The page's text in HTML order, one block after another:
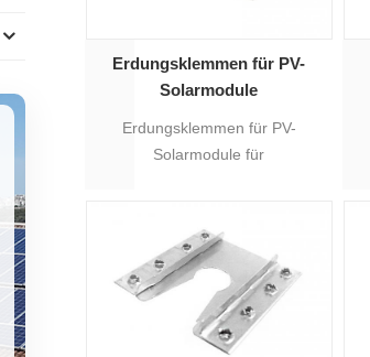
Erdungsklemmen für PV-
Solarmodule
Erdungsklemmen für PV-
Solarmodule für